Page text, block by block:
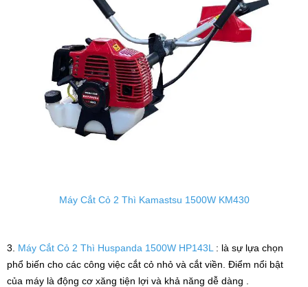
Máy Cắt Cỏ 2 Thì Kamastsu 1500W KM430
3. Máy Cắt Cỏ 2 Thì Huspanda 1500W HP143L : là sự lựa chọn
phổ biến cho các công việc cắt cỏ nhỏ và cắt viền. Điểm nổi bật
của máy là động cơ xăng tiện lợi và khả năng dễ dàng .